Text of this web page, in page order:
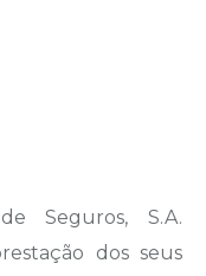
Seguros, S.A.
dos seus